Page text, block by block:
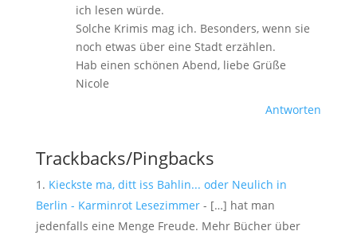
ich lesen würde.
Solche Krimis mag ich. Besonders, wenn sie
noch etwas über eine Stadt erzählen.
Hab einen schönen Abend, liebe Grüße
Nicole
Antworten
Trackbacks/Pingbacks
Kieckste ma, ditt iss Bahlin... oder Neulich in
Berlin - Karminrot Lesezimmer- […] hat man
jedenfalls eine Menge Freude. Mehr Bücher über